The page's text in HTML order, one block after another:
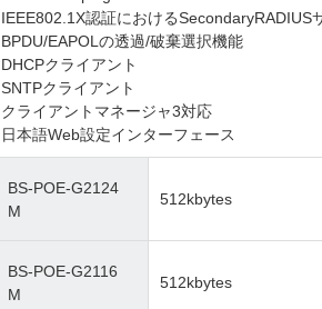
IEEE802.1X認証におけるSecondaryRADIUS
BPDU/EAPOLの透過/破棄選択機能
DHCPクライアント
SNTPクライアント
クライアントマネージャ3対応
日本語Web設定インターフェース
BS-POE-G2124
M
512kbytes
BS-POE-G2116
M
512kbytes